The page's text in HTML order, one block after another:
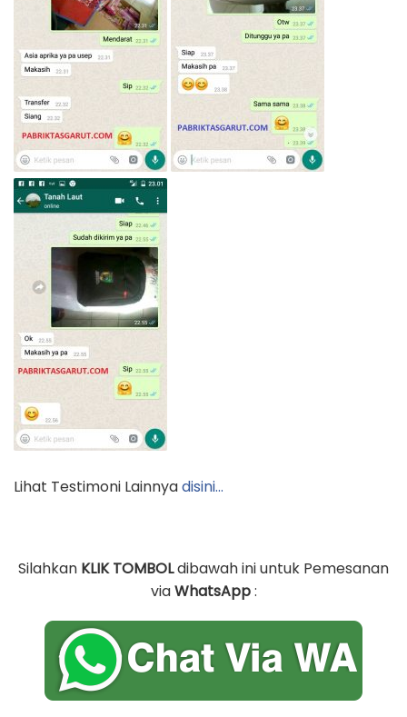
Lihat Testimoni Lainnyadisini…
Silahkan KLIK TOMBOLdibawah ini untuk Pemesanan
viaWhatsApp: